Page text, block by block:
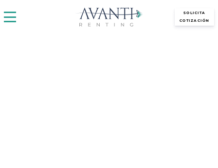
SOLICITA
COTIZACIÓN